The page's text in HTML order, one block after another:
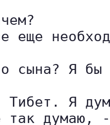
еще
сына? Я
Тибет. Я
так думаю,